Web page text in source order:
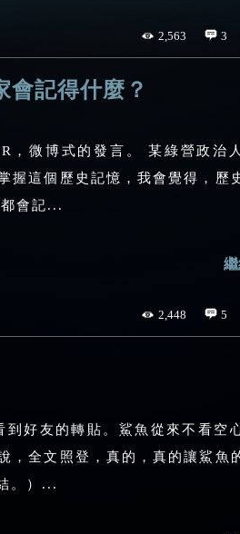
2,563 3
會記得什麼？
，微博式的發言。 某綠營政治
握這個歷史記憶，我會覺得，歷
會記...
2,448 5
好友的轉貼。鯊魚從來不看空
，全文照登，真的，真的讓鯊魚
。）...